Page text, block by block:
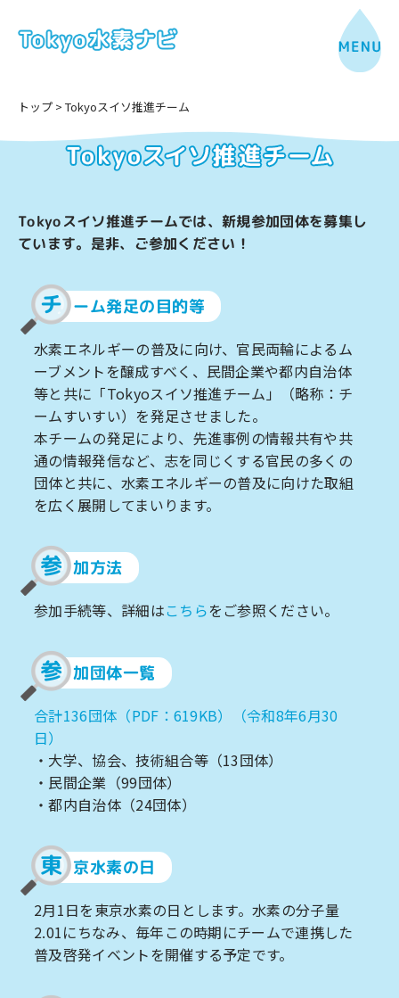
トップ > Tokyoスイソ推進チーム
Tokyoスイソ推進チームでは、新規参加団体を募集し
ています。是非、ご参加ください！
チ ーム発足の目的等
水素エネルギーの普及に向け、官民両輪によるム
ーブメントを醸成すべく、民間企業や都内自治体
等と共に「Tokyoスイソ推進チーム」（略称：チ
ームすいすい）を発足させました。
本チームの発足により、先進事例の情報共有や共
通の情報発信など、志を同じくする官民の多くの
団体と共に、水素エネルギーの普及に向けた取組
を広く展開してまいります。
参 加方法
参加手続等、詳細はこちらをご参照ください。
参 加団体一覧
合計136団体（PDF：619KB）（令和8年6月30
日）
・大学、協会、技術組合等（13団体）
・民間企業（99団体）
・都内自治体（24団体）
東 京水素の日
2月1日を東京水素の日とします。水素の分子量
2.01にちなみ、毎年この時期にチームで連携した
普及啓発イベントを開催する予定です。